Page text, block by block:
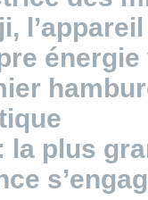
la plus